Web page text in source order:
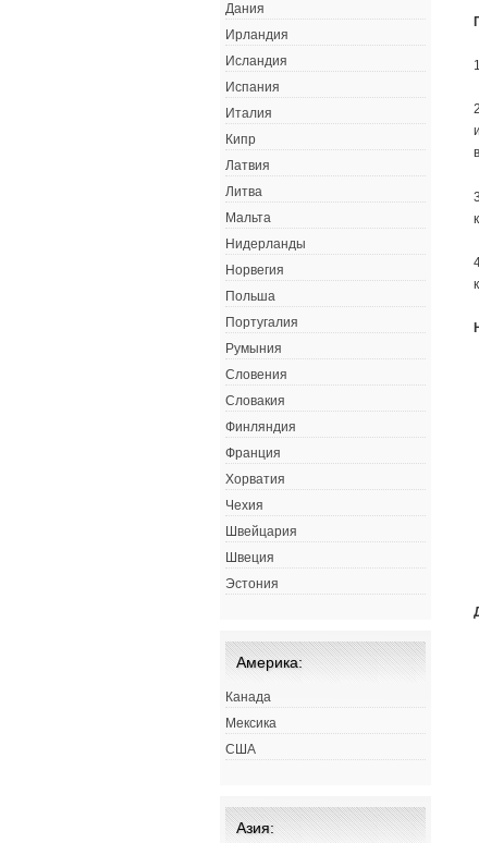
Дания
Ирландия
Исландия
Испания
Италия
Кипр
Латвия
Литва
Мальта
Нидерланды
Норвегия
Польша
Португалия
Румыния
Словения
Словакия
Финляндия
Франция
Хорватия
Чехия
Швейцария
Швеция
Эстония
Америка:
Канада
Мексика
США
Азия: